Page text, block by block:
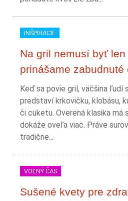
INŠPIRÁCIE
Na gril nemusí byť len
prinášame zabudnuté
Keď sa povie gril, väčšina ľudí
predstaví krkovičku, klobásu,
či cuketu. Overená klasika má
dokáže oveľa viac. Práve
tradične...
VOĽNÝ ČAS
Sušené kvety pre